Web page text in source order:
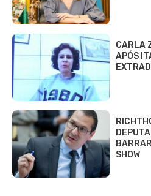
CARLA
APÓS
SHOW